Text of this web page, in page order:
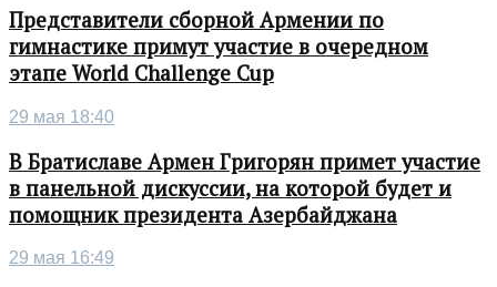
Представители сборной Армении по
гимнастике примут участие в очередном
этапе World Challenge Cup
29 мая 18:40
В Братиславе Армен Григорян примет участие
в панельной дискуссии, на которой будет и
помощник президента Азербайджана
29 мая 16:49